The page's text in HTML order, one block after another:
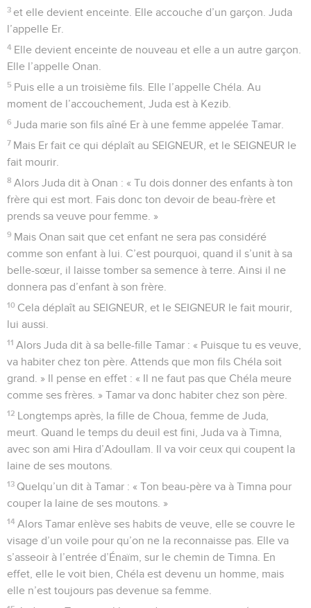
3 et elle devient enceinte. Elle accouche d’un garçon. Juda
l’appelle Er.
4 Elle devient enceinte de nouveau et elle a un autre garçon.
Elle l’appelle Onan.
5 Puis elle a un troisième fils. Elle l’appelle Chéla. Au
moment de l’accouchement, Juda est à Kezib.
6 Juda marie son fils aîné Er à une femme appelée Tamar.
7 Mais Er fait ce qui déplaît au SEIGNEUR, et le SEIGNEUR le
fait mourir.
8 Alors Juda dit à Onan : « Tu dois donner des enfants à ton
frère qui est mort. Fais donc ton devoir de beau-frère et
prends sa veuve pour femme. »
9 Mais Onan sait que cet enfant ne sera pas considéré
comme son enfant à lui. C’est pourquoi, quand il s’unit à sa
belle-sœur, il laisse tomber sa semence à terre. Ainsi il ne
donnera pas d’enfant à son frère.
10 Cela déplaît au SEIGNEUR, et le SEIGNEUR le fait mourir,
lui aussi.
11 Alors Juda dit à sa belle-fille Tamar : « Puisque tu es veuve,
va habiter chez ton père. Attends que mon fils Chéla soit
grand. » Il pense en effet : « Il ne faut pas que Chéla meure
comme ses frères. » Tamar va donc habiter chez son père.
12 Longtemps après, la fille de Choua, femme de Juda,
meurt. Quand le temps du deuil est fini, Juda va à Timna,
avec son ami Hira d’Adoullam. Il va voir ceux qui coupent la
laine de ses moutons.
13 Quelqu’un dit à Tamar : « Ton beau-père va à Timna pour
couper la laine de ses moutons. »
14 Alors Tamar enlève ses habits de veuve, elle se couvre le
visage d’un voile pour qu’on ne la reconnaisse pas. Elle va
s’asseoir à l’entrée d’Énaïm, sur le chemin de Timna. En
effet, elle le voit bien, Chéla est devenu un homme, mais
elle n’est toujours pas devenue sa femme.